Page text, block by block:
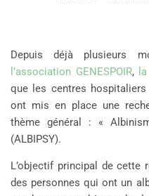
Depuis déjà plusieurs
l’association GENESPOIR,la
que les centres hospitaliers
ont mis en place une
thème général : «
(ALBIPSY).
L’objectif principal de cette
des personnes qui ont un